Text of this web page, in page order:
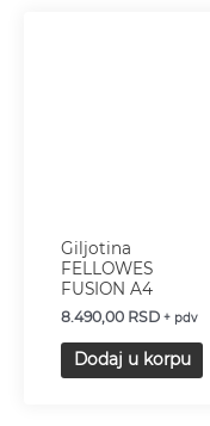
Giljotina
FELLOWES
FUSION A4
8.490,00 RSD + pdv
Dodaj u korpu